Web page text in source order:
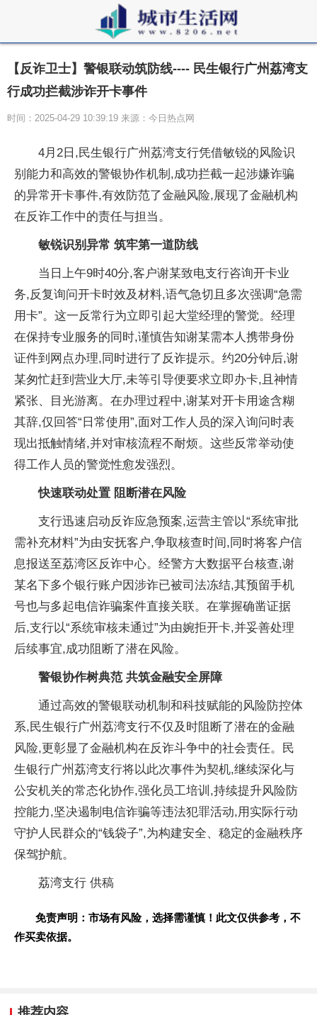
【反诈卫士】警银联动筑防线---- 民生银行广州荔湾支
行成功拦截涉诈开卡事件
时间：2025-04-29 10:39:19 来源：今日热点网
4月2日,民生银行广州荔湾支行凭借敏锐的风险识
别能力和高效的警银协作机制,成功拦截一起涉嫌诈骗
的异常开卡事件,有效防范了金融风险,展现了金融机构
在反诈工作中的责任与担当。
敏锐识别异常 筑牢第一道防线
当日上午9时40分,客户谢某致电支行咨询开卡业
务,反复询问开卡时效及材料,语气急切且多次强调“急需
用卡”。这一反常行为立即引起大堂经理的警觉。经理
在保持专业服务的同时,谨慎告知谢某需本人携带身份
证件到网点办理,同时进行了反诈提示。约20分钟后,谢
某匆忙赶到营业大厅,未等引导便要求立即办卡,且神情
紧张、目光游离。在办理过程中,谢某对开卡用途含糊
其辞,仅回答“日常使用”,面对工作人员的深入询问时表
现出抵触情绪,并对审核流程不耐烦。这些反常举动使
得工作人员的警觉性愈发强烈。
快速联动处置 阻断潜在风险
支行迅速启动反诈应急预案,运营主管以“系统审批
需补充材料”为由安抚客户,争取核查时间,同时将客户信
息报送至荔湾区反诈中心。经警方大数据平台核查,谢
某名下多个银行账户因涉诈已被司法冻结,其预留手机
号也与多起电信诈骗案件直接关联。在掌握确凿证据
后,支行以“系统审核未通过”为由婉拒开卡,并妥善处理
后续事宜,成功阻断了潜在风险。
警银协作树典范 共筑金融安全屏障
通过高效的警银联动机制和科技赋能的风险防控体
系,民生银行广州荔湾支行不仅及时阻断了潜在的金融
风险,更彰显了金融机构在反诈斗争中的社会责任。民
生银行广州荔湾支行将以此次事件为契机,继续深化与
公安机关的常态化协作,强化员工培训,持续提升风险防
控能力,坚决遏制电信诈骗等违法犯罪活动,用实际行动
守护 人民群众的“钱袋子”,为构建安全、稳定的金融秩序
保驾护航。
荔湾支行 供稿
免责声明：市场有风险，选择需谨慎！此文仅供参考，不
作买卖依据。